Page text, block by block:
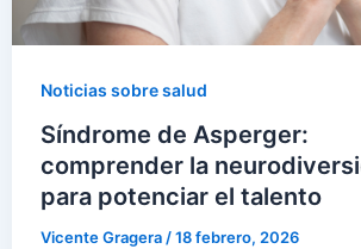
Noticias sobre salud
Síndrome de Asperger:
comprender la
para potenciar el talento
Vicente Gragera/18 febrero, 2026